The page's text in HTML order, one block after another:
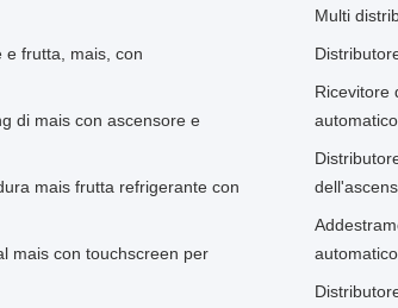
e frutta, mais, con
di mais con ascensore e
mais frutta refrigerante con
mais con touchscreen per
Multi
Ricevitore